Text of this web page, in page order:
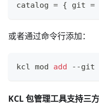
catalog = { git =
或者通过命令行添加：
kcl mod add --git
KCL 包管理工具支持三